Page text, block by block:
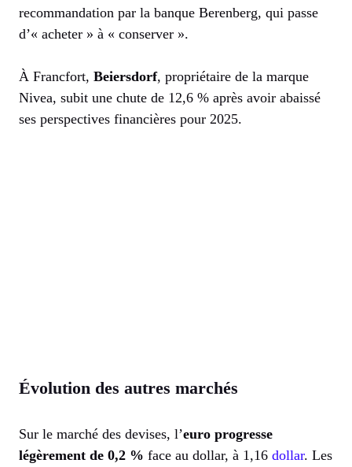
recommandation par la banque Berenberg, qui passe
d’« acheter » à « conserver ».
À Francfort, Beiersdorf, propriétaire de la marque
Nivea, subit une chute de 12,6 % après avoir abaissé
ses perspectives financières pour 2025.
Évolution des autres marchés
Sur le marché des devises, l’euro progresse
légèrement de 0,2 % face au dollar, à 1,16 dollar. Les